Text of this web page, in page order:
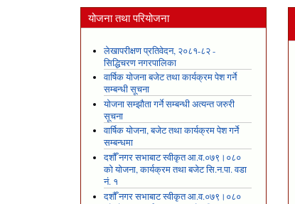
योजना तथा परियोजना
लेखापरीक्षण प्रतिवेदन, २०८१-८२ -
सिद्धिचरण नगरपालिका
वार्षिक योजना बजेट तथा कार्यक्रम पेश गर्ने
सम्बन्धी सूचना
योजना सम्झौता गर्ने सम्बन्धी अत्यन्त जरुरी
सूचना
वार्षिक योजना, बजेट तथा कार्यक्रम पेश गर्ने
सम्बन्धमा
दशौँ नगर सभाबाट स्वीकृत आ.व.०७९।०८०
को योजना, कार्यक्रम तथा बजेट सि.न.पा. वडा
नं. १
दशौँ नगर सभाबाट स्वीकृत आ.व.०७९।०८०